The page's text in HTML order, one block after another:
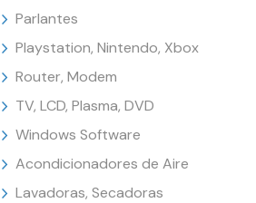
Parlantes
Playstation, Nintendo, Xbox
Router, Modem
TV, LCD, Plasma, DVD
Windows Software
Acondicionadores de Aire
Lavadoras, Secadoras